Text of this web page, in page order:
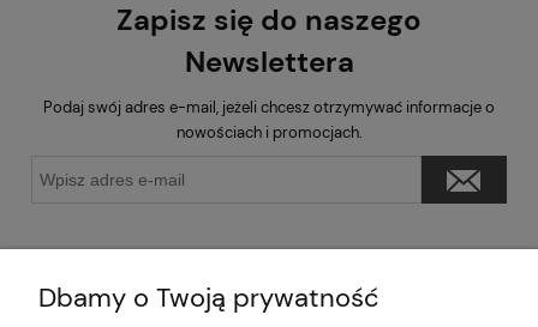
Zapisz się do naszego
Newslettera
Podaj swój adres e-mail, jeżeli chcesz otrzymywać informacje o
nowościach i promocjach.
Dbamy o Twoją prywatność